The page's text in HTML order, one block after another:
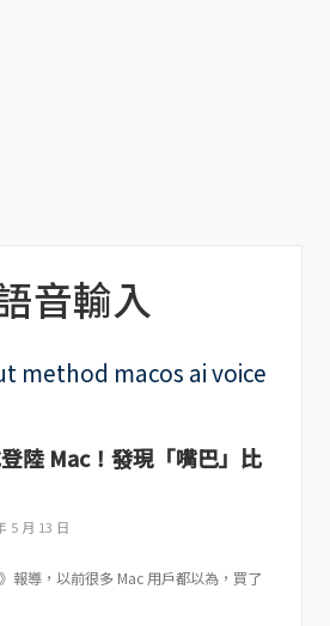
音輸入
陸 Mac！發現「嘴巴」比
5 月 13 日
報導，以前很多 Mac 用戶都以為，買了